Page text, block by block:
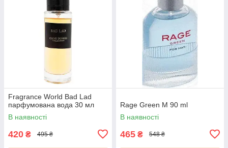
Fragrance World Bad Lad
парфумована вода 30 мл
В наявності
420 ₴ 495 ₴
Rage Green M 90 ml
В наявності
465 ₴ 548 ₴